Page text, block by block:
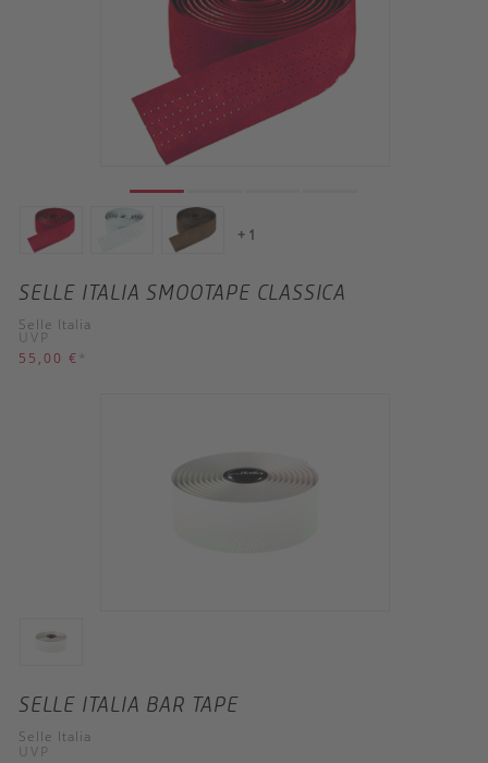
+ 1
SELLE ITALIA SMOOTAPE CLASSICA
Selle Italia
UVP
55,00 € *
SELLE ITALIA BAR TAPE
Selle Italia
UVP